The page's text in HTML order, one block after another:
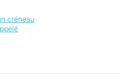
créneau